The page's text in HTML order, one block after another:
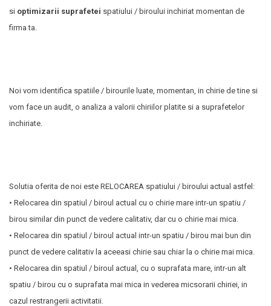
si optimizarii suprafetei spatiului / biroului inchiriat momentan de
firma ta.
Noi vom identifica spatiile / birourile luate, momentan, in chirie de tine si
vom face un audit, o analiza a valorii chiriilor platite si a suprafetelor
inchiriate.
Solutia oferita de noi este RELOCAREA spatiului / biroului actual astfel:
• Relocarea din spatiul / biroul actual cu o chirie mare intr-un spatiu /
birou similar din punct de vedere calitativ, dar cu o chirie mai mica.
• Relocarea din spatiul / biroul actual intr-un spatiu / birou mai bun din
punct de vedere calitativ la aceeasi chirie sau chiar la o chirie mai mica.
• Relocarea din spatiul / biroul actual, cu o suprafata mare, intr-un alt
spatiu / birou cu o suprafata mai mica in vederea micsorarii chiriei, in
cazul restrangerii activitatii.